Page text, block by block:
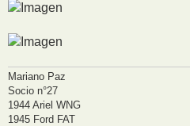
Mariano Paz
Socio n°27
1944 Ariel WNG
1945 Ford FAT